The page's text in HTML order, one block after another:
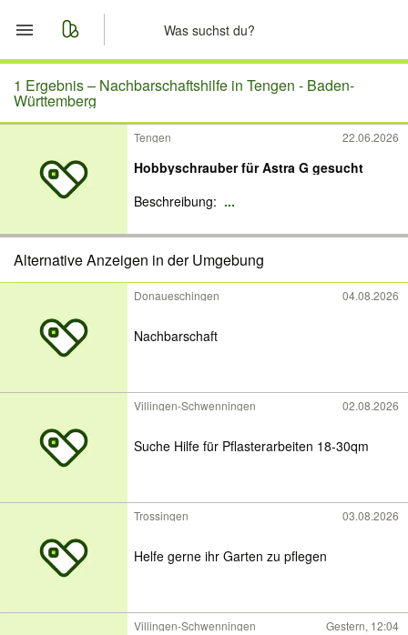
Start
Merkliste
Nachrichten
1 Ergebnis – Nachbarschaftshilfe in Tengen - Baden-
Württemberg
Tengen 22.06.2026
Hobbyschrauber für Astra G gesucht
Beschreibung: ...
Alternative Anzeigen in der Umgebung
Donaueschingen 04.08.2026
Nachbarschaft
Villingen-Schwenningen 02.08.2026
Suche Hilfe für Pflasterarbeiten 18-30qm
Trossingen 03.08.2026
Helfe gerne ihr Garten zu pflegen
Villingen-Schwenningen Gestern, 12:04